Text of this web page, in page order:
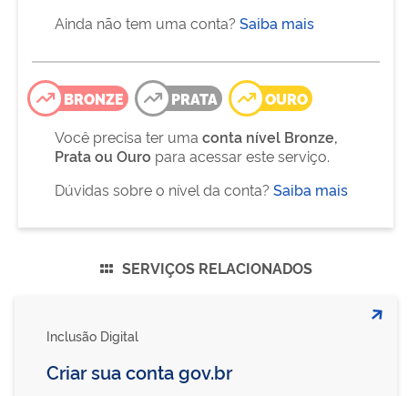
Ainda não tem uma conta? Saiba mais
BRONZE PRATA
OURO
Você precisa ter uma conta nível Bronze,
Prata ou Ouro para acessar este serviço.
Dúvidas sobre o nível da conta? Saiba mais
SERVIÇOS RELACIONADOS
Inclusão Digital
Criar sua conta gov.br